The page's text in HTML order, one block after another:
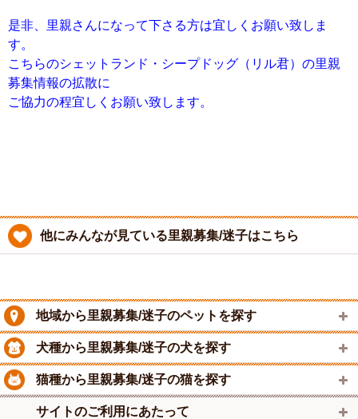
是非、里親さんになって下さる方は宜しくお願い致しま
す。
こちらのシェットランド・シープドッグ（リル君）の里親
募集情報の拡散に
ご協力の程宜しくお願い致します。
他にみんなが見ている里親募集/迷子はこちら
地域から里親募集/迷子のペットを探す
犬種から里親募集/迷子の犬を探す
猫種から里親募集/迷子の猫を探す
サイトのご利用にあたって